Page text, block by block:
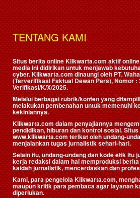
TENTANG KAMI
Situs berita online Klikwarta.com aktif
media ini didirikan untuk menjawab
cyber. Klikwarta.com dinaungi oleh PT.
(Terverifikasi Faktual Dewan Pers), Nomor :
Verifikasi/K/X/2025.
Melalui berbagai rubrik/konten yang
melakukan pembenahan untuk memenuhi
kekiniannya.
Klikwarta.com dalam penyajiannya
pendidikan, hiburan dan kontrol sosial.
www.klikwarta.com terikat oleh undang-
menjalankan tugas jurnalistik sehari-hari.
Selain itu, undang-undang dan kode etik itu
kerja redaksi dalam hal memproduksi
kaidah jurnalistik, mencerdaskan dan
Kami, para pengelola Klikwarta.com,
maupun kritik para pembaca agar layanan
diperlukan.